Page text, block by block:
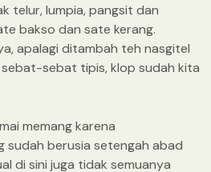
telur, lumpia, pangsit dan
bakso dan sate kerang.
apalagi ditambah teh nasgitel
sebat tipis, klop sudah kita
memang karena
sudah berusia setengah abad
di sini juga tidak semuanya